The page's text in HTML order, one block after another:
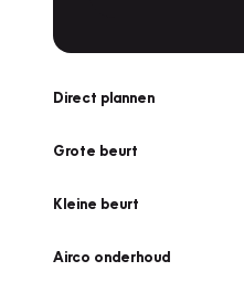
Direct plannen
Grote beurt
Kleine beurt
Airco onderhoud